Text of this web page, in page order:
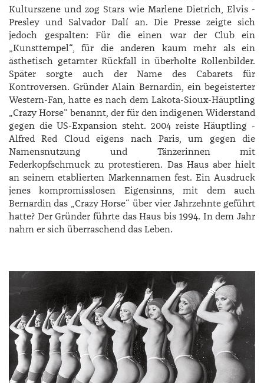
Kulturszene und zog Stars wie Marlene ­Dietrich, ­Elvis ­
Presley und ­Salvador ­Dalí an. Die Presse zeigte sich
jedoch gespalten: Für die einen war der Club ein
„Kunsttempel“, für die anderen kaum mehr als ein
ästhetisch getarnter Rückfall in überholte Rollenbilder.
Später sorgte auch der Name des Cabarets für
Kontroversen. Gründer ­Alain ­Bernardin, ein begeisterter
Western-Fan, hatte es nach dem Lakota-Sioux-Häuptling
„­Crazy ­Horse“ benannt, der für den indigenen Widerstand
gegen die US-Expansion steht. 2004 reiste Häuptling ­
Alfred Red Cloud eigens nach Paris, um gegen die
Namensnutzung und Tänzerinnen mit
Federkopfschmuck zu protestieren. Das Haus aber hielt
an seinem etablierten Markennamen fest. Ein Ausdruck
jenes kompromisslosen Eigensinns, mit dem auch
Bernardin das „Crazy Horse“ über vier Jahrzehnte geführt
hatte? Der Gründer führte das Haus bis 1994. In dem Jahr
nahm er sich überraschend das Leben.